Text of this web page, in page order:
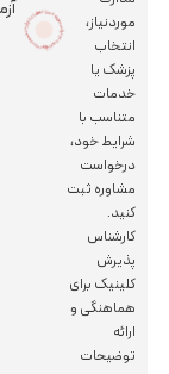
موردنیاز،
انتخاب
پزشک یا
خدمات
متناسب با
شرایط خود،
درخواست
مشاوره ثبت
کنید.
کارشناس
پذیرش
کلینیک برای
هماهنگی و
ارائه
توضیحات
|کلینیک باروری پویش و مرکز جراحی رویش | کلینیکباروریپویشو مر
کز جراحی رویش